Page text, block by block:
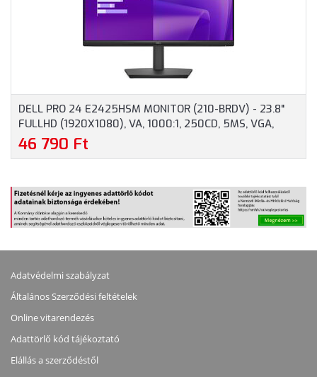
DELL PRO 24 E2425HSM MONITOR (210-BRDV) - 23.8"
FULLHD (1920X1080), VA, 1000:1, 250CD, 5MS, VGA,
HDMI, DISPLAYPORT, 3 ÉV GARANCIA, FEKETE SZÍNBEN
46 790 Ft
Adatvédelmi szabályzat
Általános Szerződési feltételek
Online vitarendezés
Adattörlő kód tájékoztató
Elállás a szerződéstől